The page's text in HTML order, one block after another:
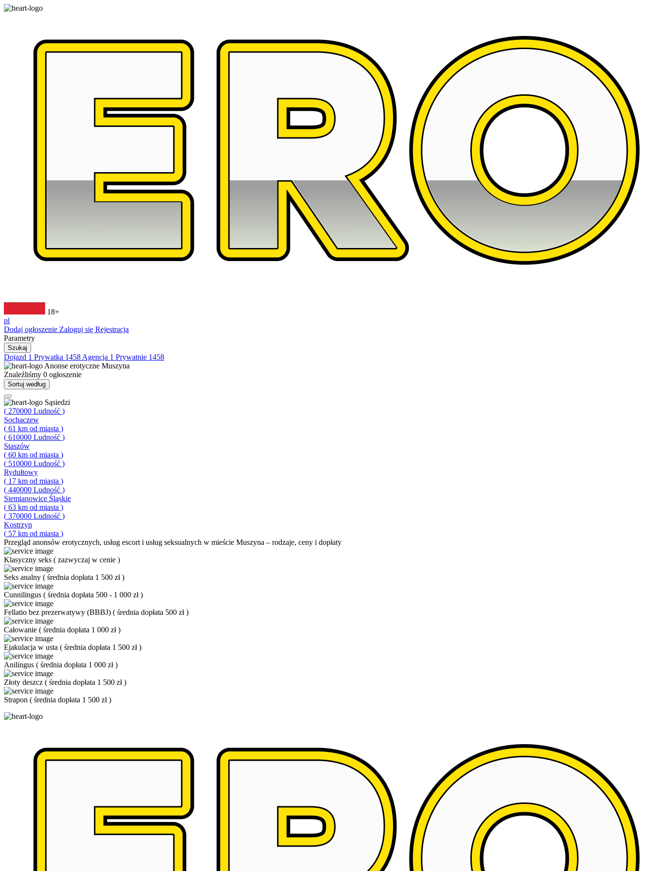
18+
pl
Dodaj ogłoszenie Zaloguj się Rejestracja
Parametry
Szukaj
Dojazd 1 Prywatka 1458 Agencja 1 Prywatnie 1458
Anonse erotyczne Muszyna
Znaleźliśmy 0 ogłoszenie
Sortuj według
Sąsiedzi
( 270000 Ludność )
Sochaczew
( 61 km od miasta )
( 610000 Ludność )
Staszów
( 60 km od miasta )
( 510000 Ludność )
Rydułtowy
( 17 km od miasta )
( 440000 Ludność )
Siemianowice Śląskie
( 63 km od miasta )
( 370000 Ludność )
Kostrzyn
( 57 km od miasta )
Przegląd anonsów erotycznych, usług escort i usług seksualnych w mieście Muszyna – rodzaje, ceny i dopłaty
Klasyczny seks ( zazwyczaj w cenie )
Seks analny ( średnia dopłata 1 500 zł)
Cunnilingus ( średnia dopłata 500 - 1 000 zł)
Fellatio bez prezerwatywy (BBBJ) ( średnia dopłata 500 zł)
Całowanie ( średnia dopłata 1 000 zł)
Ejakulacja w usta ( średnia dopłata 1 500 zł)
Anilingus ( średnia dopłata 1 000 zł)
Złoty deszcz ( średnia dopłata 1 500 zł)
Strapon ( średnia dopłata 1 500 zł)